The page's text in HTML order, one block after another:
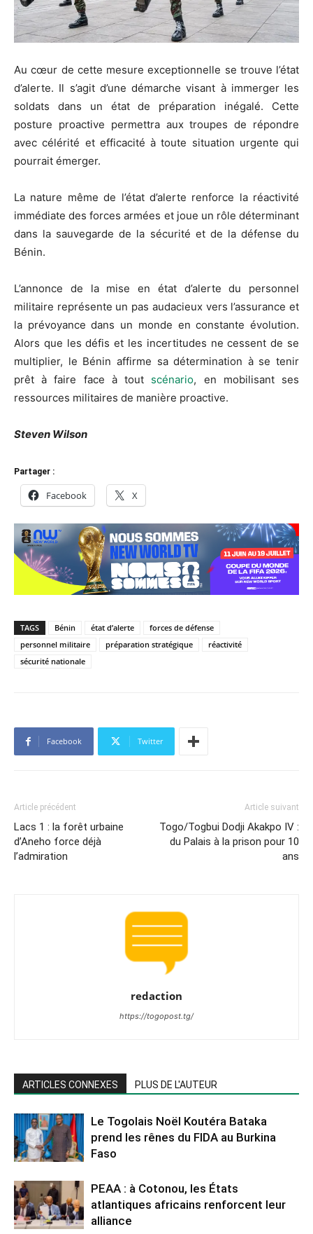
Au cœur de cette mesure exceptionnelle se trouve l’état
d’alerte. Il s’agit d’une démarche visant à immerger les
soldats dans un état de préparation inégalé. Cette
posture proactive permettra aux troupes de répondre
avec célérité et efficacité à toute situation urgente qui
pourrait émerger.
La nature même de l’état d’alerte renforce la réactivité
immédiate des forces armées et joue un rôle déterminant
dans la sauvegarde de la sécurité et de la défense du
Bénin.
L’annonce de la mise en état d’alerte du personnel
militaire représente un pas audacieux vers l’assurance et
la prévoyance dans un monde en constante évolution.
Alors que les défis et les incertitudes ne cessent de se
multiplier, le Bénin affirme sa détermination à se tenir
prêt à faire face à tout scénario, en mobilisant ses
ressources militaires de manière proactive.
Steven Wilson
Partager :
Facebook X
TAGS Bénin état d’alerte
forces de défense
personnel militaire
préparation stratégique
réactivité
sécurité nationale
Facebook Twitter
Article précédent
Lacs 1 : la forêt urbaine
d’Aneho force déjà
l’admiration
Article suivant
Togo/Togbui Dodji Akakpo IV :
du Palais à la prison pour 10
ans
redaction
https://togopost.tg/
ARTICLES CONNEXES PLUS DE L'AUTEUR
Le Togolais Noël Koutéra Bataka
prend les rênes du FIDA au Burkina
Faso
PEAA : à Cotonou, les États
atlantiques africains renforcent leur
alliance